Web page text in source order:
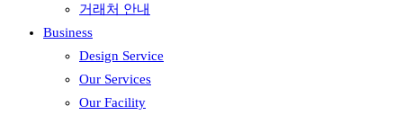
거래처 안내
Business
Design Service
Our Services
Our Facility